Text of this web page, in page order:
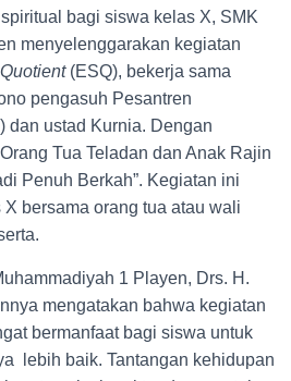
bagi siswa kelas X, SMK
menyelenggarakan kegiatan
(ESQ), bekerja sama
pengasuh Pesantren
dan ustad Kurnia. Dengan
Tua Teladan dan Anak Rajin
Penuh Berkah”. Kegiatan ini
bersama orang tua atau wali
1 Playen, Drs. H.
mengatakan bahwa kegiatan
bermanfaat bagi siswa untuk
lebih baik. Tantangan kehidupan